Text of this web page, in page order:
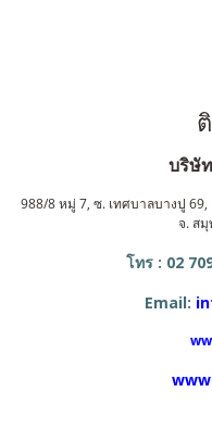
บริษั
988/8 หมู่ 7, ซ. เทศบาลบางปู
จ. สมุ
โทร : 02
Email: